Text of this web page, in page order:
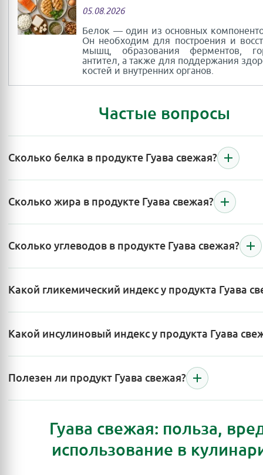
05.08.2026
Белок — один из основных
Он необходим для построения и
мышц, образования ферментов,
антител, а также для поддержания
костей и внутренних органов.
Частые вопросы
Сколько белка в продукте Гуава свежая?
Сколько жира в продукте Гуава свежая?
Сколько углеводов в продукте Гуава свежая?
Какой гликемический индекс у продукта Гуава
Какой инсулиновый индекс у продукта Гуава
Полезен ли продукт Гуава свежая?
Гуава свежая: польза,
использование в